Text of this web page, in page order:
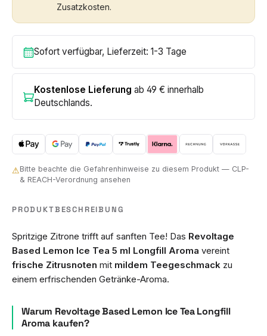
Zusatzkosten.
Sofort verfügbar, Lieferzeit: 1-3 Tage
Kostenlose Lieferung ab 49 € innerhalb
Deutschlands.
⚠Bitte beachte die Gefahrenhinweise zu diesem Produkt — CLP-
& REACH-Verordnung ansehen
PRODUKTBESCHREIBUNG
Spritzige Zitrone trifft auf sanften Tee! Das Revoltage
Based Lemon Ice Tea 5 ml Longfill Aroma vereint
frische Zitrusnoten mit mildem Teegeschmack zu
einem erfrischenden Getränke-Aroma.
Warum Revoltage Based Lemon Ice Tea Longfill
Aroma kaufen?